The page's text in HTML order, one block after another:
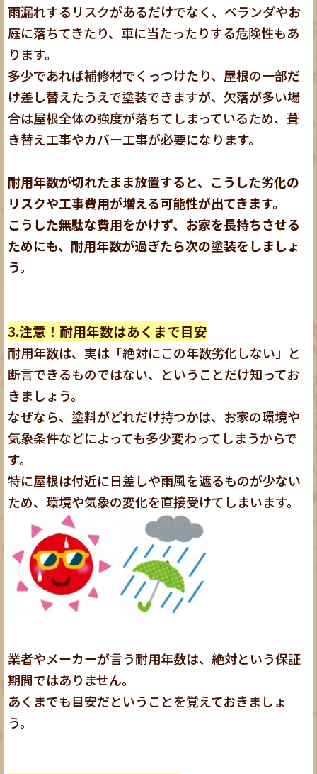
雨漏れするリスクがあるだけでなく、ベランダやお
庭に落ちてきたり、車に当たったりする危険性もあ
ります。
多少であれば補修材でくっつけたり、屋根の一部だ
け差し替えたうえで塗装できますが、欠落が多い場
合は屋根全体の強度が落ちてしまっているため、葺
き替え工事やカバー工事が必要になります。
耐用年数が切れたまま放置すると、こうした劣化の
リスクや工事費用が増える可能性が出てきます。
こうした無駄な費用をかけず、お家を長持ちさせる
ためにも、耐用年数が過ぎたら次の塗装をしましょ
う。
3.注意！耐用年数はあくまで目安
耐用年数は、実は「絶対にこの年数劣化しない」と
断言できるものではない、ということだけ知ってお
きましょう。
なぜなら、塗料がどれだけ持つかは、 お家の環境や
気象条件などによっても多少変わってしまうからで
す。
特に屋根は付近に日差しや雨風を遮るものが少ない
ため、環境や気象の変化を直接受けてしまいます。
業者やメーカーが言う耐用年数は、絶対という保証
期間ではありません。
あくまでも目安だということを覚えておきましょ
う。